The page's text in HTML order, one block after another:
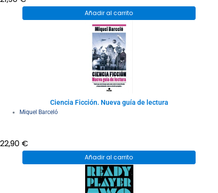
Añadir al carrito
Ciencia Ficción. Nueva guía de lectura
Miquel Barceló
22,90 €
Añadir al carrito